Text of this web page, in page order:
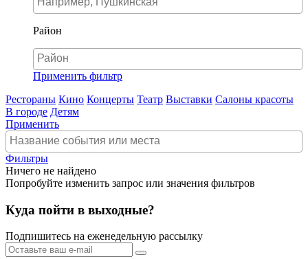
Район
Применить фильтр
Рестораны Кино Концерты Театр Выставки Салоны красоты
В городе Детям
Применить
Фильтры
Ничего не найдено
Попробуйте изменить запрос или значения фильтров
Куда пойти в выходные?
Подпишитесь на еженедельную рассылку